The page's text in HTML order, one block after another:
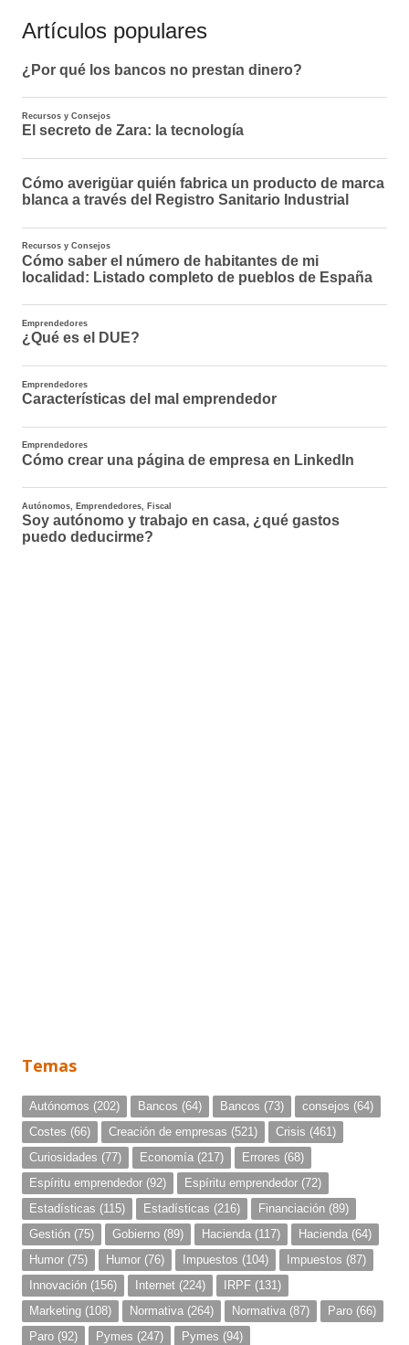
Artículos populares
Temas
Autónomos (202) Bancos (64) Bancos (73) consejos (64)
Costes (66) Creación de empresas (521) Crisis (461)
Curiosidades (77) Economía (217) Errores (68)
Espíritu emprendedor (92) Espíritu emprendedor (72)
Estadísticas (115) Estadísticas (216) Financiación (89)
Gestión (75) Gobierno (89) Hacienda (117) Hacienda (64)
Humor (75) Humor (76) Impuestos (104) Impuestos (87)
Innovación (156) Internet (224) IRPF (131)
Marketing (108) Normativa (264) Normativa (87) Paro (66)
Paro (92) Pymes (247) Pymes (94)